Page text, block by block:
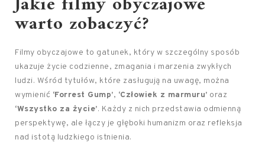
warto zobaczyć?
Filmy obyczajowe to gatunek, który w szczególny sposób
ukazuje życie codzienne, zmagania i marzenia zwykłych
ludzi. Wśród tytułów, które zasługują na uwagę, można
wymienić ‘Forrest Gump’, ‘Człowiek z marmuru’ oraz
‘Wszystko za życie’. Każdy z nich przedstawia odmienną
perspektywę, ale łączy je głęboki humanizm oraz refleksja
nad istotą ludzkiego istnienia.